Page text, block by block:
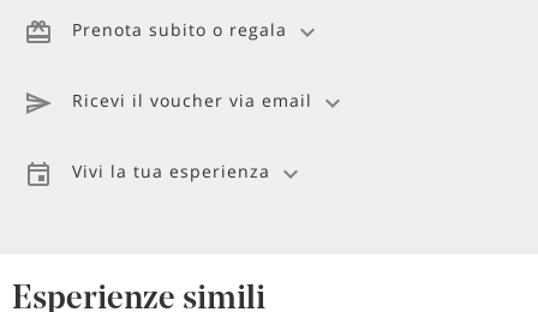
Prenota subito o regala
Ricevi il voucher via email
Vivi la tua esperienza
Esperienze simili